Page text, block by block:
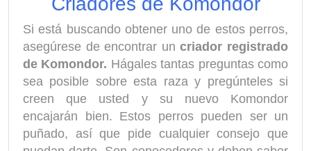
Si está buscando obtener uno de estos perros,
asegúrese de encontrar uncriador registrado
de Komondor. Hágales tantas preguntas como
sea posible sobre esta raza y pregúnteles si
creen que usted y su nuevo Komondor
encajarán bien. Estos perros pueden ser un
puñado, así que pide cualquier consejo que